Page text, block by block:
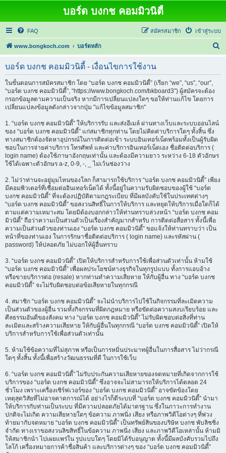
บอร์ด บงกช คอมมิวนิตี้
FAQ เข้าสู่ระบบ
สมัครสมาชิก
www.bongkoch.com บอร์ดหลัก
บอร์ด บงกช คอมมิวนิตี้ - เงื่อนไขการใช้งาน
ในขั้นตอนการสมัครสมาชิก โดย “บอร์ด บงกช คอมมิวนิตี้” (เรียก “we”, “us”, “our”,
“บอร์ด บงกช คอมมิวนิตี้”, “https://www.bongkoch.com/bkboard3”) ผู้สมัครจะต้อง
กรอกข้อมูลตามความเป็นจริง หากมีการเปลี่ยนแปลงใดๆ ขอให้ท่านแก้ไข โดยการ
เปลี่ยนแปลงข้อมูลดังกล่าวจากปุ่ม "แก้ไขข้อมูลสมาชิก"
1. “บอร์ด บงกช คอมมิวนิตี้” ให้บริการรับ และส่งอีเมล์ ผ่านทางเว็บและระบบออนไลน์
ของ “บอร์ด บงกช คอมมิวนิตี้” แก่สมาชิกทุกท่าน โดยไม่คิดค่าบริการใดๆ ทั้งสิ้น ซึ่ง
ทางสมาชิกต้องจัดหาอุปกรณ์ในการติดต่อเข้า ระบบอินเทอร์เน็ตพร้อมทั้งเป็นผู้รับผิด
ชอบในการจ่ายค่าบริการ โทรศัพท์ และค่าบริการอินเทอร์เน็ตเอง ชื่อติดต่อบริการ (
login name) ต้องใช้ภาษาอังกฤษเท่านั้น และต้องมีความยาว ระหว่าง 6-18 ตัวอักษร
ใช้ได้เฉพาะตัวอักษร a-z, 0-9, -, _ ไม่เว้นช่องว่าง
2. ไม่ว่าท่านจะอยู่มุมไหนของโลก ก็สามารถใช้บริการ “บอร์ด บงกช คอมมิวนิตี้” เพียง
มีคอมพิวเตอร์ที่เชื่อมต่ออินเทอร์เน็ตได้ ทั้งนี้อยู่ในความรับผิดชอบของผู้ใช้ “บอร์ด
บงกช คอมมิวนิตี้” ที่จะต้องปฏิบัติตามกฎระเบียบ ที่มีผลบังคับใช้ในประเทศต่างๆ
“บอร์ด บงกช คอมมิวนิตี้” ขอสงวนสิทธิ์ในการให้บริการ และหยุดให้บริการเมื่อใดก็ได้
ตามแต่ความเหมาะสม โดยมิต้องบอกกล่าวให้ท่านทราบล่วงหน้า “บอร์ด บงกช คอม
มิวนิตี้” ถือว่าความเป็นส่วนตัวเป็นเรื่องสำคัญมากสำหรับ การติดต่อสื่อสาร ทั้งนี้เพื่อ
ความเป็นส่วนตัวของท่านเอง “บอร์ด บงกช คอมมิวนิตี้” ขอแจ้งให้ท่านทราบว่า เป็น
หน้าที่ของท่านเอง ในการรักษาชื่อติดต่อบริการ ( login name) และรหัสผ่าน (
password) ให้ปลอดภัย ไม่บอกให้ผู้อื่นทราบ
3. “บอร์ด บงกช คอมมิวนิตี้” เปิดให้บริการสำหรับการใช้เพื่อส่วนตัวเท่านั้น ห้ามใช้
“บอร์ด บงกช คอมมิวนิตี้” เพื่อผลประโยชน์ทางธุรกิจในทุกรูปแบบ ทั้งการแอบอ้าง
หรือขายบริการต่อ (resale) หากท่านทำความเสียหาย ให้กับผู้อื่น ทาง “บอร์ด บงกช
คอมมิวนิตี้” จะไม่รับผิดชอบต่อข้อเสียหายในทุกกรณี
4. สมาชิก “บอร์ด บงกช คอมมิวนิตี้” จะไม่นำบริการไปใช้ในกิจกรรมที่ละเมิดความ
เป็นส่วนตัวของผู้อื่น รวมทั้งกิจกรรมที่ผิดกฎหมาย หรือขัดต่อความสงบเรียบร้อย และ
ศีลธรรมอันดีของสังคม ทาง “บอร์ด บงกช คอมมิวนิตี้” ไม่รับผิดชอบต่อสิ่งที่ท่าน
ละเมิดและสร้างความเสียหาย ให้กับผู้อื่นในทุกกรณี “บอร์ด บงกช คอมมิวนิตี้” เปิดให้
บริการสำหรับการใช้เพื่อส่วนตัวเท่านั้น
5. ห้ามใช้ข้อความที่ไม่สุภาพ หรือเป็นการหมิ่นประมาทผู้อื่นในการสื่อสาร ไม่ว่ากรณี
ใดๆ ทั้งสิ้น ทั้งนี้เพื่อสร้างวัฒนธรรมที่ดี ในการใช้เว็บ
6. “บอร์ด บงกช คอมมิวนิตี้” ไม่รับประกันความเสียหายของจดหมายที่เกิดจากการใช้
บริการของ “บอร์ด บงกช คอมมิวนิตี้” ซึ่งอาจจะไม่สามารถให้บริการได้ตลอด 24
ชั่วโมง เพราะเครื่องเซิร์ฟเวอร์ของ “บอร์ด บงกช คอมมิวนิตี้” อาจขัดข้องโดย
เหตุสุดวิสัยที่ไม่อาจคาดการณ์ได้ อย่างไรก็ดีระบบที่ “บอร์ด บงกช คอมมิวนิตี้” นำมา
ให้บริการกับท่านเป็นระบบ ที่มีความปลอดภัยได้มาตรฐาน ซึ่งในภาวะการทำงาน
ปกติจะไม่เกิด ความเสียหายใดๆ ข้อความ ภาพนิ่ง เสียง หรือภาพวิดีโอต่างๆ ที่พ่วง
ท้ายมากับจดหมาย “บอร์ด บงกช คอมมิวนิตี้” เป็นทรัพย์สินของบริษัท บงกช พับลิชชิ่ง
จำกัด ทางเราขอสงวนลิขสิทธิ์ในข้อความ ภาพนิ่ง เสียง และภาพวิดีโอเหล่านั้น ห้ามมิ
ให้สมาชิกนำ ไปเผยแพร่ใน รูปแบบใดๆ โดยมิได้รับอนุญาต ทั้งนี้มีผลบังคับรวมไปถึง
โลโก้ เครื่องหมายการค้าชื่อสินค้า และบริการต่างๆ ของ “บอร์ด บงกช คอมมิวนิตี้”